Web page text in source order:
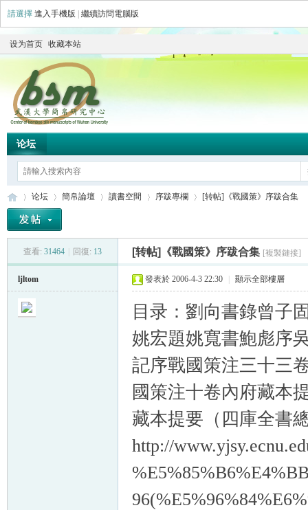
請選擇 進入手機版 繼續訪問電腦版
设为首页 收藏本站
论坛
论坛
›
簡帛論壇
›
讀書空間
›
序跋專欄
›
[转帖]《戰國策》序跋合集
查看: 31464 回復: 13 [转帖]《戰國策》序跋合集 [複製鏈接]
ljltom 發表於 2006-4-3 22:30 顯示全部樓層
目录：劉向書錄曾子
姚宏題姚寬書鮑彪序
記序戰國策注三十三
國策注十卷內府藏本
藏本提要（四庫全書
http://